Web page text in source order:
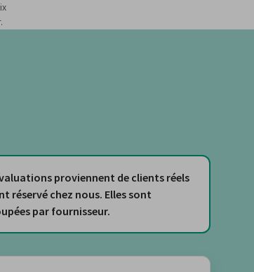
proviennent de clients réels
réservé chez nous. Elles sont
par fournisseur.